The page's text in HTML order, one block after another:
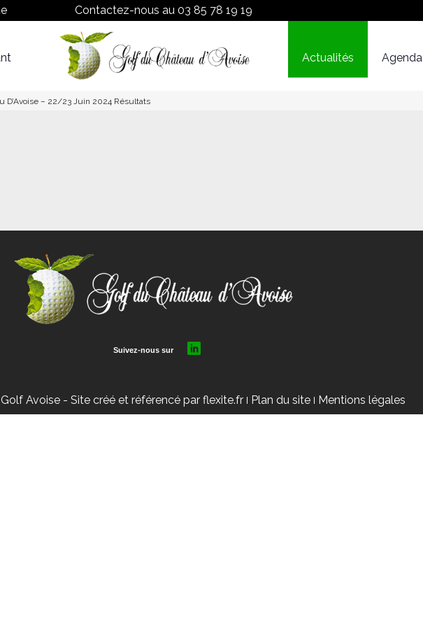
Contactez-nous au 03 85 78 19 19
Tarifs
Actualités Agenda
D’Avoise – 22/23 Juin 2024 Résultats
Golf Avoise - Site créé et référencé par flexite.fr Plan du site Mentions légales